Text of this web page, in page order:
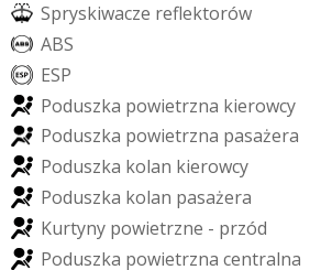
Spryskiwacze refektorów
ABS
ESP
Poduszka powietrzna kierowcy
Poduszka powietrzna pasażera
Poduszka kolan kierowcy
Poduszka kolan pasażera
Kurtyny powietrzne - przód
Poduszka powietrzna centralna